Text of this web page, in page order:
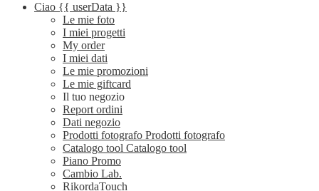
Ciao {{ userData }}
Le mie foto
I miei progetti
My order
I miei dati
Le mie promozioni
Le mie giftcard
Il tuo negozio
Report ordini
Dati negozio
Prodotti fotografo Prodotti fotografo
Catalogo tool Catalogo tool
Piano Promo
Cambio Lab.
RikordaTouch